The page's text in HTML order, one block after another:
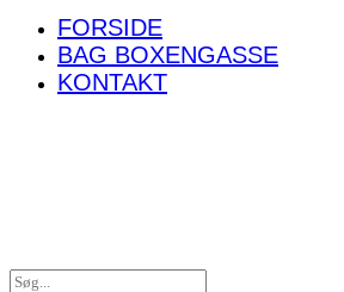
FORSIDE
BAG BOXENGASSE
KONTAKT